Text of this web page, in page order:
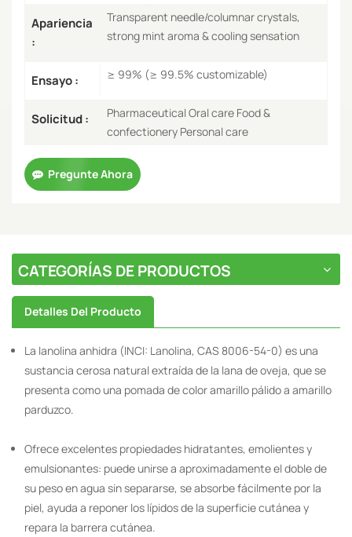
Apariencia
:
Transparent needle/columnar crystals,
strong mint aroma & cooling sensation
Ensayo : ≥ 99% (≥ 99.5% customizable)
Solicitud :
Pharmaceutical Oral care Food &
confectionery Personal care
Pregunte Ahora
CATEGORÍAS DE PRODUCTOS
Detalles Del Producto
La lanolina anhidra (INCI: Lanolina, CAS 8006-54-0) es una
sustancia cerosa natural extraída de la lana de oveja, que se
presenta como una pomada de color amarillo pálido a amarillo
parduzco.
Ofrece excelentes propiedades hidratantes, emolientes y
emulsionantes: puede unirse a aproximadamente el doble de
su peso en agua sin separarse, se absorbe fácilmente por la
piel, ayuda a reponer los lípidos de la superficie cutánea y
repara la barrera cutánea.